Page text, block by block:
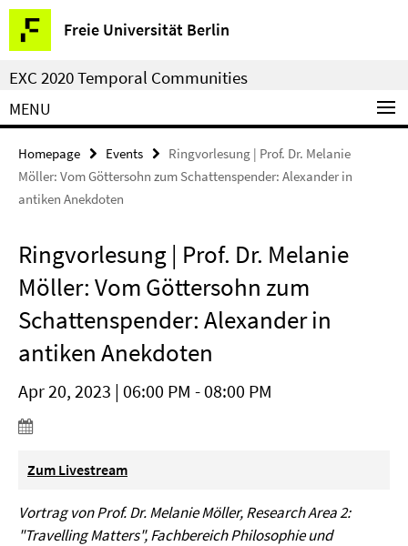
Springe
direkt
zu
Inhalt
Freie Universität Berlin
Service
Navigation
EXC 2020 Temporal Communities
MENU
Homepage Events
Ringvorlesung | Prof. Dr. Melanie
Möller: Vom Göttersohn zum Schattenspender: Alexander in
antiken Anekdoten
Ringvorlesung | Prof. Dr. Melanie
Möller: Vom Göttersohn zum
Schattenspender: Alexander in
antiken Anekdoten
Apr 20, 2023 | 06:00 PM - 08:00 PM
Zum Livestream
Vortrag von Prof. Dr. Melanie Möller, Research Area 2:
"Travelling Matters", Fachbereich Philosophie und